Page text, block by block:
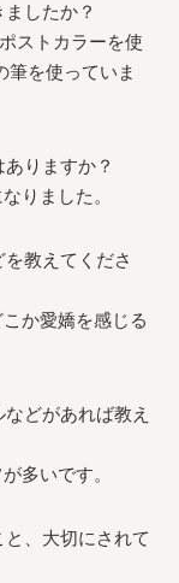
したか？
ストカラーを使
筆を使っていま
りますか？
りました。
教えてくださ
か愛嬌を感じる
どがあれば教え
多いです。
、大切にされて